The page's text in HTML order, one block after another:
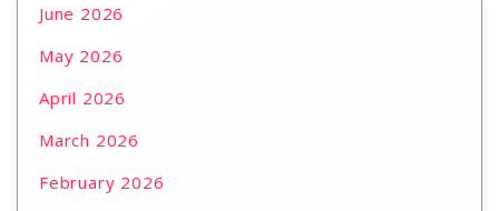
June 2026
May 2026
April 2026
March 2026
February 2026